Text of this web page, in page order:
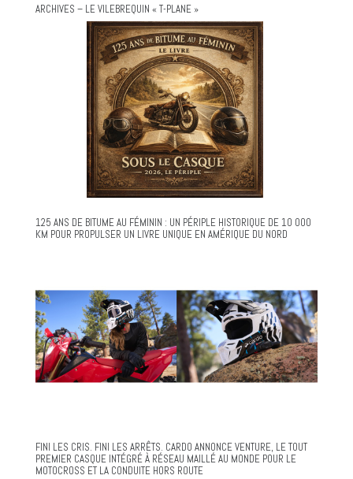
ARCHIVES – LE VILEBREQUIN « T-PLANE »
125 ANS DE BITUME AU FÉMININ : UN PÉRIPLE HISTORIQUE DE 10 000
KM POUR PROPULSER UN LIVRE UNIQUE EN AMÉRIQUE DU NORD
FINI LES CRIS. FINI LES ARRÊTS. CARDO ANNONCE VENTURE, LE TOUT
PREMIER CASQUE INTÉGRÉ À RÉSEAU MAILLÉ AU MONDE POUR LE
MOTOCROSS ET LA CONDUITE HORS ROUTE